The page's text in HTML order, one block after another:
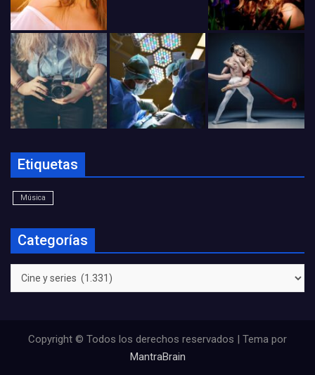
Etiquetas
Música
Categorías
Categorías
Copyright © Todos los derechos reservados | Tema por
MantraBrain